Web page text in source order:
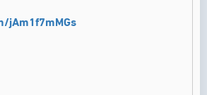
jAm1f7mMGs